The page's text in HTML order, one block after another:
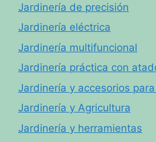
Jardinería de precisión
Jardinería eléctrica
Jardinería multifuncional
Jardinería práctica con
Jardinería y accesorios
Jardinería y Agricultura
Jardinería y herramientas